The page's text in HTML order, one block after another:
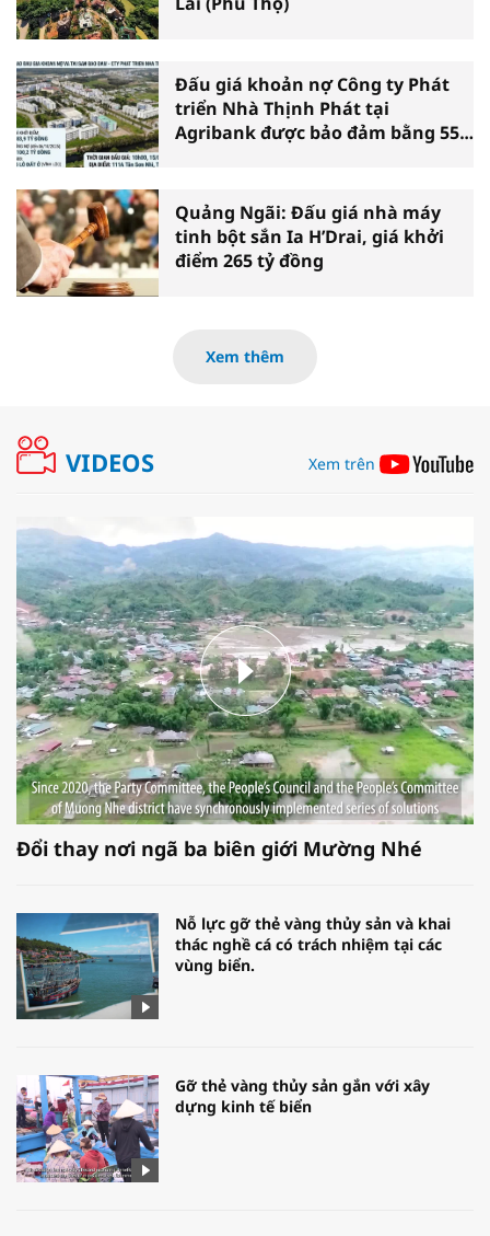
Đấu giá khoản nợ Công ty Phát
triển Nhà Thịnh Phát tại
Agribank được bảo đảm bằng 55
Quảng Ngãi: Đấu giá nhà máy
tinh bột sắn Ia H’Drai, giá khởi
điểm 265 tỷ đồng
Xem thêm
VIDEOS Xem trên
Đổi thay nơi ngã ba biên giới Mường Nhé
Nỗ lực gỡ thẻ vàng thủy sản và khai
thác nghề cá có trách nhiệm tại các
vùng biển.
Gỡ thẻ vàng thủy sản gắn với xây
dựng kinh tế biển